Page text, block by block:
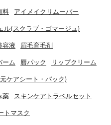
料 アイメイクリムーバー
ル(スクラブ・ゴマージュ)
容液 眉毛育毛剤
ーム 唇パック リップクリーム
ケアシート・パック)
薬 スキンケアトラベルセット
トマスク